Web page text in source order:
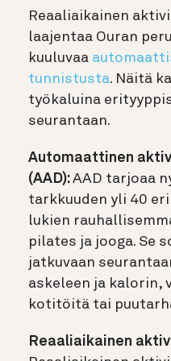
Reaaliaikainen
laajentaa Ouran
kuuluvaa
tunnistusta. Näitä
työkaluina
seurantaan.
Automaattinen
(AAD):AAD tarjoaa
tarkkuuden yli 40
lukien
pilates ja jooga. Se
jatkuvaan
askeleen ja kalorin,
kotitöitä tai
Reaaliaikainen